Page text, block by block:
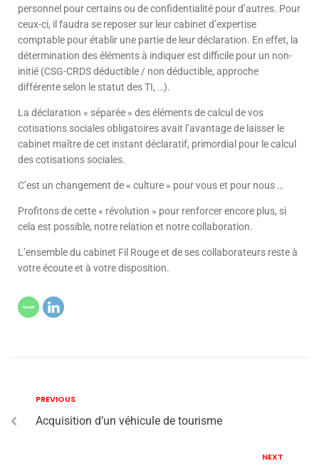
personnel pour certains ou de confidentialité pour d’autres. Pour
ceux-ci, il faudra se reposer sur leur cabinet d’expertise
comptable pour établir une partie de leur déclaration. En effet, la
détermination des éléments à indiquer est difficile pour un non-
initié (CSG-CRDS déductible / non déductible, approche
différente selon le statut des TI, …).
La déclaration « séparée » des éléments de calcul de vos
cotisations sociales obligatoires avait l’avantage de laisser le
cabinet maître de cet instant déclaratif, primordial pour le calcul
des cotisations sociales.
C’est un changement de « culture » pour vous et pour nous …
Profitons de cette « révolution » pour renforcer encore plus, si
cela est possible, notre relation et notre collaboration.
L’ensemble du cabinet Fil Rouge et de ses collaborateurs reste à
votre écoute et à votre disposition.
PREVIOUS
Acquisition d’un véhicule de tourisme
NEXT